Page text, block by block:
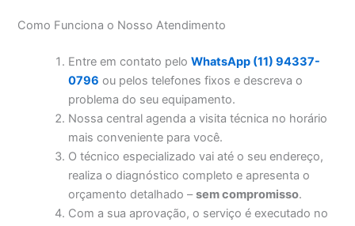
Como Funciona o Nosso Atendimento
Entre em contato peloWhatsApp (11) 94337-
0796 ou pelos telefones fixos e descreva o
problema do seu equipamento.
Nossa central agenda a visita técnica no horário
mais conveniente para você.
O técnico especializado vai até o seu endereço,
realiza o diagnóstico completo e apresenta o
orçamento detalhado –sem compromisso.
Com a sua aprovação, o serviço é executado no